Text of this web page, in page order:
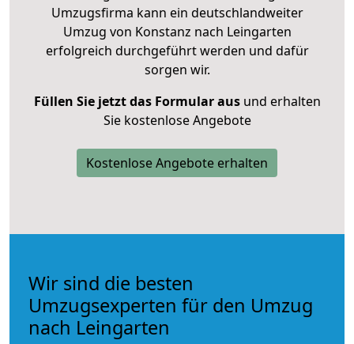
Umzugsfirma kann ein deutschlandweiter
Umzug von Konstanz nach Leingarten
erfolgreich durchgeführt werden und dafür
sorgen wir.
Füllen Sie jetzt das Formular ausund erhalten
Sie kostenlose Angebote
Kostenlose Angebote erhalten
Wir sind die besten
Umzugsexperten für den Umzug
nach Leingarten